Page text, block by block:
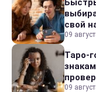
свой
09
Таро-
09